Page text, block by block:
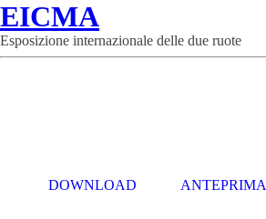
EICMA
Esposizione internazionale delle due ruote
DOWNLOAD ANTEPRIMA